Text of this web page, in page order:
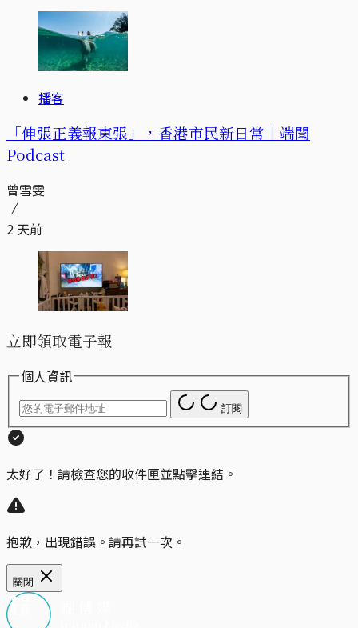
播客
「伸張正義報東張」，香港市民新日常｜端聞
Podcast
曾雪雯
2 天前
立即領取電子報
個人資訊
訂閱
太好了！請檢查您的收件匣並點擊連結。
抱歉，出現錯誤。請再試一次。
關閉